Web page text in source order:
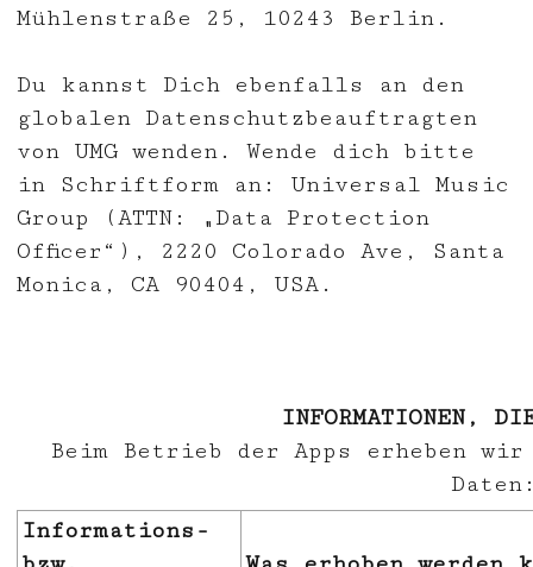
Mühlenstraße 25, 10243 Berlin.
Du kannst Dich ebenfalls an den
globalen Datenschutzbeauftragten
von UMG wenden. Wende dich bitte
in Schriftform an: Universal Music
Group (ATTN: „Data Protection
Officer“ ), 2220 Colorado Ave, Santa
Monica, CA 90404, USA.
INFORMATIONEN,
Beim Betrieb der Apps erheben
Informations-